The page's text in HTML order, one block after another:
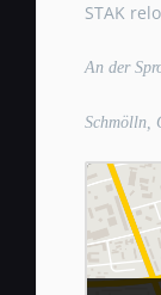
STAK
An der
Schmölln,